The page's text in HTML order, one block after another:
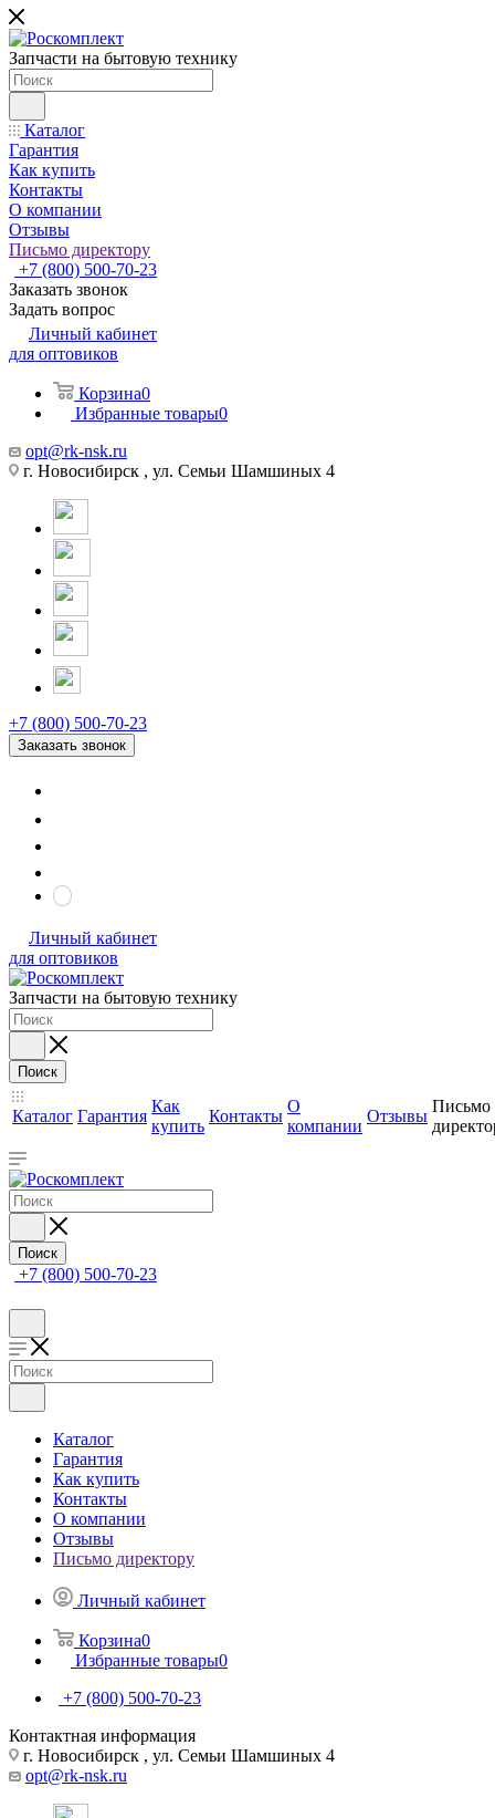
Запчасти на бытовую технику
Каталог
Гарантия
Как купить
Контакты
О компании
Отзывы
Письмо директору
+7 (800) 500-70-23
Заказать звонок
Задать вопрос
Личный кабинет
для оптовиков
Корзина0
Избранные товары0
opt@rk-nsk.ru
г. Новосибирск , ул. Семьи Шамшиных 4
+7 (800) 500-70-23
Заказать звонок
Личный кабинет
для оптовиков
Запчасти на бытовую технику
Поиск
Каталог Гарантия
Как
купить
Контакты
О
компании
Отзывы
Письмо
Поиск
+7 (800) 500-70-23
Каталог
Гарантия
Как купить
Контакты
О компании
Отзывы
Письмо директору
Личный кабинет
Корзина0
Избранные товары0
+7 (800) 500-70-23
Контактная информация
г. Новосибирск , ул. Семьи Шамшиных 4
opt@rk-nsk.ru